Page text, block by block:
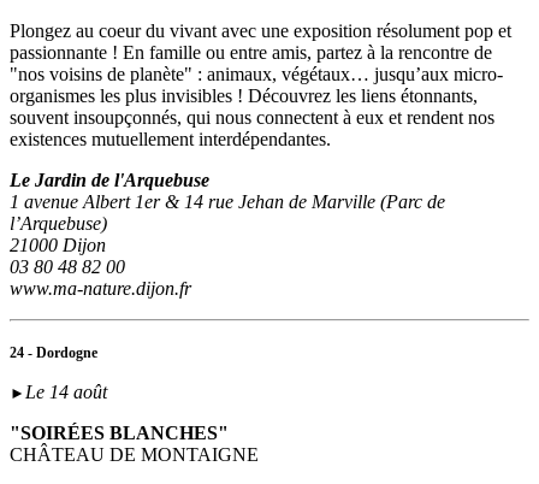
Plongez au coeur du vivant avec une exposition résolument pop et
passionnante ! En famille ou entre amis, partez à la rencontre de
"nos voisins de planète" : animaux, végétaux… jusqu’aux micro-
organismes les plus invisibles ! Découvrez les liens étonnants,
souvent insoupçonnés, qui nous connectent à eux et rendent nos
existences mutuellement interdépendantes.
Le Jardin de l'Arquebuse
1 avenue Albert 1er & 14 rue Jehan de Marville (Parc de
l’Arquebuse)
21000 Dijon
03 80 48 82 00
www.ma-nature.dijon.fr
24 - Dordogne
► Le 14 août
"SOIRÉES BLANCHES"
CHÂTEAU DE MONTAIGNE